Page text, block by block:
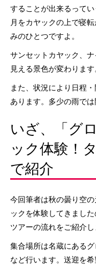
することが出来るって
月をカヤックの上で寝
みのひとつですよ。
サンセットカヤック、
見える景色が変わります
また、状況により日程
あります。多少の雨では
いざ、「グ
ック体験！
で紹介
今回筆者は秋の曇り空
ックを体験してきまし
ツアーの流れをご紹介し
集合場所は名蔵にある
など行います。送迎を